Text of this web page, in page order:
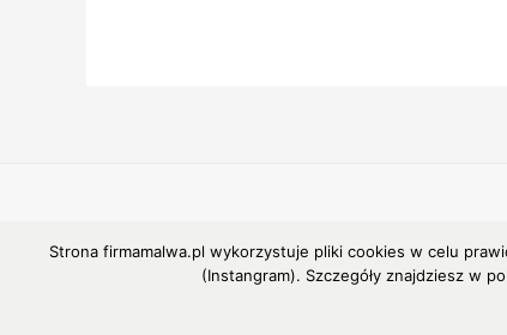
Strona firmamalwa.pl wykorzystuje pliki cookies w celu
(Instangram). Szczegóły znajdziesz w